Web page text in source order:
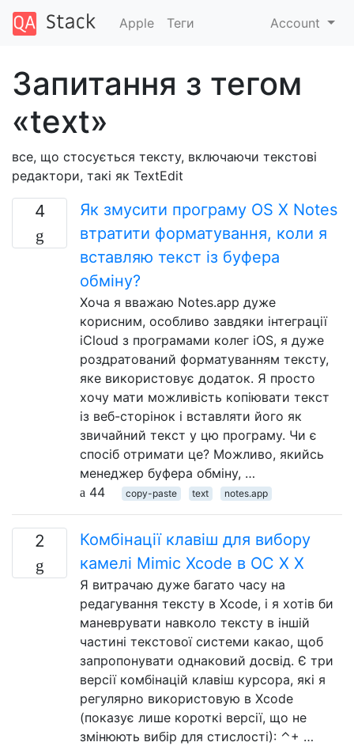
Apple Теги Account
Запитання з тегом
«text»
все, що стосується тексту, включаючи текстові
редактори, такі як TextEdit
4
Як змусити програму OS X Notes
втратити форматування, коли я
вставляю текст із буфера
обміну?
Хоча я вважаю Notes.app дуже
корисним, особливо завдяки інтеграції
iCloud з програмами колег iOS, я дуже
роздратований форматуванням тексту,
яке використовує додаток. Я просто
хочу мати можливість копіювати текст
із веб-сторінок і вставляти його як
звичайний текст у цю програму. Чи є
спосіб отримати це? Можливо, якийсь
менеджер буфера обміну, …
44
copy-paste text notes.app
2
Комбінації клавіш для вибору
камелі Mimic Xcode в ОС X X
Я витрачаю дуже багато часу на
редагування тексту в Xcode, і я хотів би
маневрувати навколо тексту в іншій
частині текстової системи какао, щоб
запропонувати однаковий досвід. Є три
версії комбінацій клавіш курсора, які я
регулярно використовую в Xcode
(показує лише короткі версії, що не
змінюють вибір для стислості): ⌃+ …